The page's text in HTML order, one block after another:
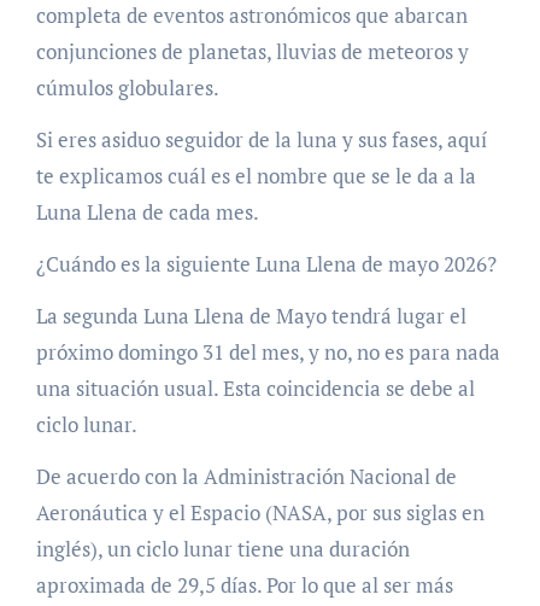
completa de eventos astronómicos que abarcan
conjunciones de planetas, lluvias de meteoros y
cúmulos globulares.
Si eres asiduo seguidor de la luna y sus fases, aquí
te explicamos cuál es el nombre que se le da a la
Luna Llena de cada mes.
¿Cuándo es la siguiente Luna Llena de mayo 2026?
La segunda Luna Llena de Mayo tendrá lugar el
próximo domingo 31 del mes, y no, no es para nada
una situación usual. Esta coincidencia se debe al
ciclo lunar.
De acuerdo con la Administración Nacional de
Aeronáutica y el Espacio (NASA, por sus siglas en
inglés), un ciclo lunar tiene una duración
aproximada de 29,5 días. Por lo que al ser más